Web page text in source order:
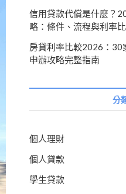
信用貸款代償是什麼？
略：條件、流程與利率
房貸利率比較2026：30
申辦攻略完整指南
分
個人理財
個人貸款
學生貸款